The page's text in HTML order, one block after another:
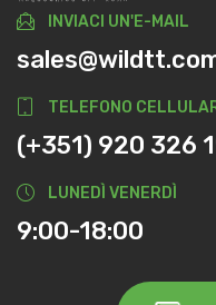
INVIACI UN'E-MAIL
TELEFONO
(+351) 920 326
LUNEDÌ VENERDÌ
9:00-18:00